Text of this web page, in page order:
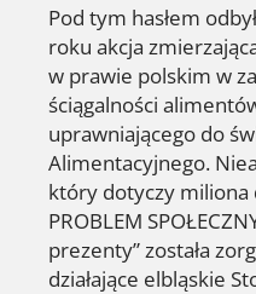
Pod tym hasłem
roku akcja
w prawie polskim w
ściągalności
uprawniającego do
Alimentacyjnego.
który dotyczy miliona
PROBLEM
prezenty” została
działające elbląskie